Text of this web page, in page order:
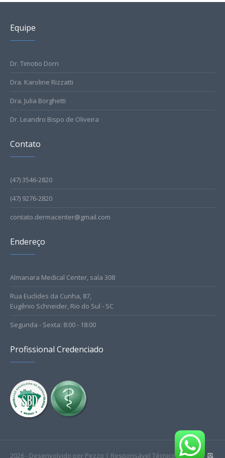
Equipe
Dr. Timotio Dorn
Dra. Karoline Rizzatti
Dra. Julia Borghetti
Dr. Leandro Bispo de Oliveira
Contato
(47) 3546-2820
(47) 9276-2820
contato.dermacenter@gmail.com
Endereço
Almanara Medical Center, sala 308
Rua Euclides da Cunha, 87,
Eugênio Schneider, Rio do Sul - SC
Segunda - Sexta: 8:00 - 18:00
Profissional Credenciado
2026 - Desenvolvido por Pezzo | Responsável Técnico: Dr.